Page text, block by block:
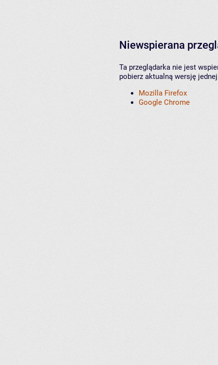
Niewspierana
Ta przeglądarka nie jest
pobierz aktualną wersję
Mozilla Firefox
Google Chrome